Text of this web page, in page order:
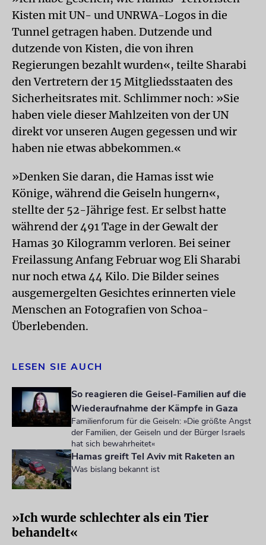
Kisten mit UN- und UNRWA-Logos in die
Tunnel getragen haben. Dutzende und
dutzende von Kisten, die von ihren
Regierungen bezahlt wurden«, teilte Sharabi
den Vertretern der 15 Mitgliedsstaaten des
Sicherheitsrates mit. Schlimmer noch: »Sie
haben viele dieser Mahlzeiten von der UN
direkt vor unseren Augen gegessen und wir
haben nie etwas abbekommen.«
»Denken Sie daran, die Hamas isst wie
Könige, während die Geiseln hungern«,
stellte der 52-Jährige fest. Er selbst hatte
während der 491 Tage in der Gewalt der
Hamas 30 Kilogramm verloren. Bei seiner
Freilassung Anfang Februar wog Eli Sharabi
nur noch etwa 44 Kilo. Die Bilder seines
ausgemergelten Gesichtes erinnerten viele
Menschen an Fotografien von Schoa-
Überlebenden.
LESEN SIE AUCH
So reagieren die Geisel-Familien auf die
Wiederaufnahme der Kämpfe in Gaza
Familienforum für die Geiseln: »Die größte Angst
der Familien, der Geiseln und der Bürger Israels
hat sich bewahrheitet«
Hamas greift Tel Aviv mit Raketen an
Was bislang bekannt ist
»Ich wurde schlechter als ein Tier
behandelt«